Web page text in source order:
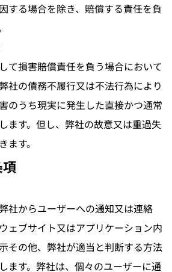
する場合を除き、賠償する責任を負
て損害賠償責任を負う場合において
社の債務不履行又は不法行為により
のうち現実に発生した直接かつ通常
ます。但し、弊社の故意又は重過失
ます。
社からユーザーへの通知又は連絡
ェブサイト又はアプリケーション内
その他、弊社が適当と判断する方法
ます。弊社は、個々のユーザーに通